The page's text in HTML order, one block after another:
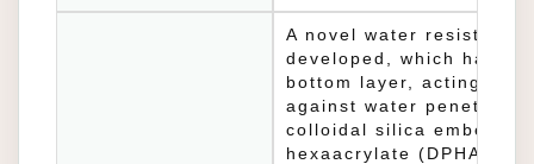
A novel water resistant
developed, which has a
bottom layer, acting
against water
colloidal silica
hexaacrylate (DPHA).